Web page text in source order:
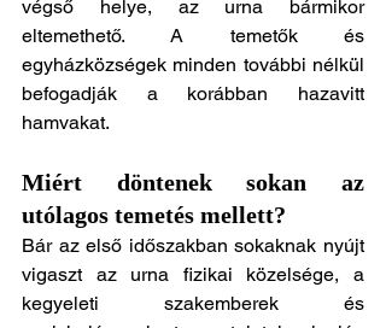
végső helye, az urna bármikor
eltemethető. A temetők és
egyházközségek minden további nélkül
befogadják a korábban hazavitt
hamvakat.
Miért döntenek sokan az
utólagos temetés mellett?
Bár az első időszakban sokaknak nyújt
vigaszt az urna fizikai közelsége, a
kegyeleti szakemberek és